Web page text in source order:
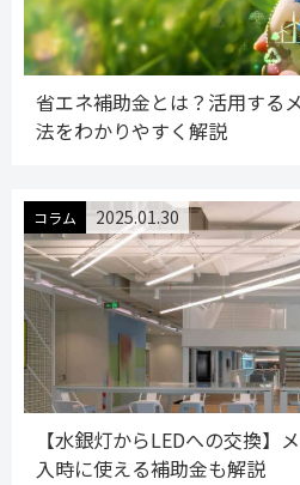
省エネ補助金とは？活用する
法をわかりやすく解説
コラム 2025.01.30
【水銀灯からLEDへの交換】
入時に使える補助金も解説